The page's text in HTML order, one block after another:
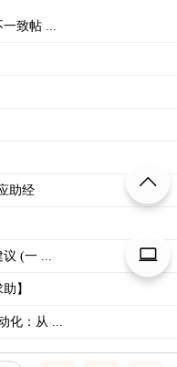
致帖 ...
助经
(一 ...
】
化：从 ...